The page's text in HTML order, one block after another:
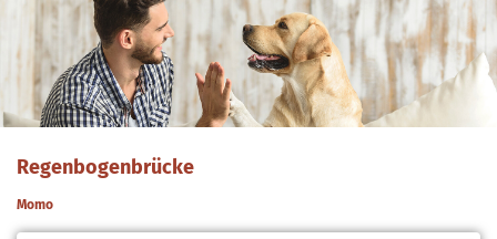
Regenbogenbrücke
Momo